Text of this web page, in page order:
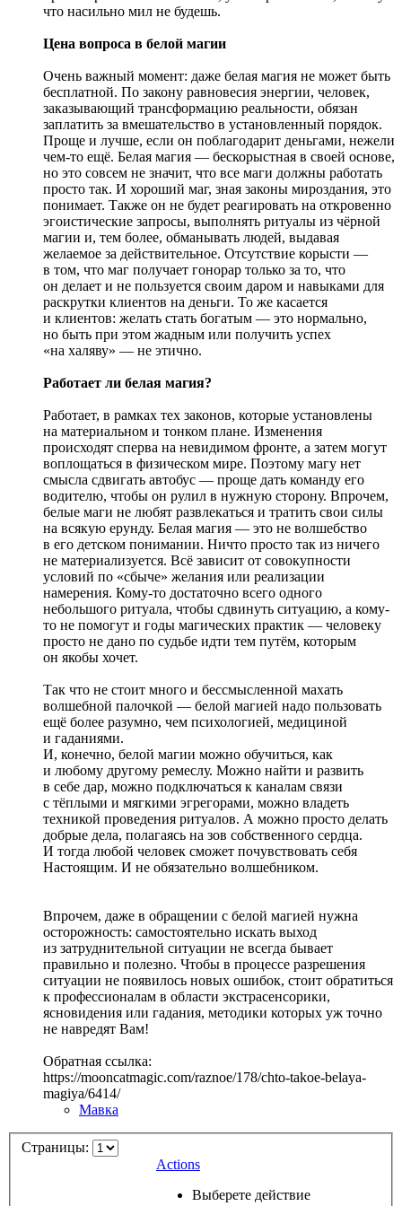
что насильно мил не будешь.
Цена вопроса в белой магии
Очень важный момент: даже белая магия не может быть
бесплатной. По закону равновесия энергии, человек,
заказывающий трансформацию реальности, обязан
заплатить за вмешательство в установленный порядок.
Проще и лучше, если он поблагодарит деньгами, нежели
чем-то ещё. Белая магия — бескорыстная в своей основе,
но это совсем не значит, что все маги должны работать
просто так. И хороший маг, зная законы мироздания, это
понимает. Также он не будет реагировать на откровенно
эгоистические запросы, выполнять ритуалы из чёрной
магии и, тем более, обманывать людей, выдавая
желаемое за действительное. Отсутствие корысти —
в том, что маг получает гонорар только за то, что
он делает и не пользуется своим даром и навыками для
раскрутки клиентов на деньги. То же касается
и клиентов: желать стать богатым — это нормально,
но быть при этом жадным или получить успех
«на халяву» — не этично.
Работает ли белая магия?
Работает, в рамках тех законов, которые установлены
на материальном и тонком плане. Изменения
происходят сперва на невидимом фронте, а затем могут
воплощаться в физическом мире. Поэтому магу нет
смысла сдвигать автобус — проще дать команду его
водителю, чтобы он рулил в нужную сторону. Впрочем,
белые маги не любят развлекаться и тратить свои силы
на всякую ерунду. Белая магия — это не волшебство
в его детском понимании. Ничто просто так из ничего
не материализуется. Всё зависит от совокупности
условий по «сбыче» желания или реализации
намерения. Кому-то достаточно всего одного
небольшого ритуала, чтобы сдвинуть ситуацию, а кому-
то не помогут и годы магических практик — человеку
просто не дано по судьбе идти тем путём, которым
он якобы хочет.
Так что не стоит много и бессмысленной махать
волшебной палочкой — белой магией надо пользовать
ещё более разумно, чем психологией, медициной
и гаданиями.
И, конечно, белой магии можно обучиться, как
и любому другому ремеслу. Можно найти и развить
в себе дар, можно подключаться к каналам связи
с тёплыми и мягкими эгрегорами, можно владеть
техникой проведения ритуалов. А можно просто делать
добрые дела, полагаясь на зов собственного сердца.
И тогда любой человек сможет почувствовать себя
Настоящим. И не обязательно волшебником.
Впрочем, даже в обращении с белой магией нужна
осторожность: самостоятельно искать выход
из затруднительной ситуации не всегда бывает
правильно и полезно. Чтобы в процессе разрешения
ситуации не появилось новых ошибок, стоит обратиться
к профессионалам в области экстрасенсорики,
ясновидения или гадания, методики которых уж точно
не навредят Вам!
Обратная ссылка:
https://mooncatmagic.com/raznoe/178/chto-takoe-belaya-
magiya/6414/
Мавка
Страницы:
Actions
Выберете действие